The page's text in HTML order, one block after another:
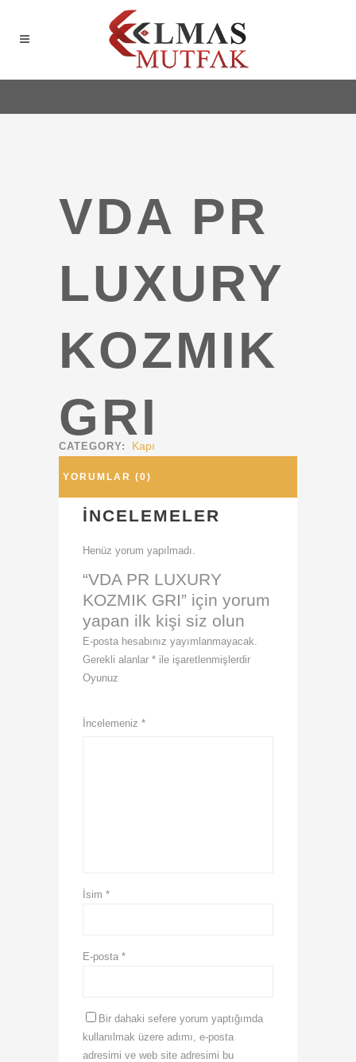
VDA PR
LUXURY
KOZMIK
GRI
CATEGORY: Kapı
YORUMLAR (0)
İNCELEMELER
Henüz yorum yapılmadı.
“VDA PR LUXURY
KOZMIK GRI” için yorum
yapan ilk kişi siz olun
E-posta hesabınız yayımlanmayacak.
Gerekli alanlar * ile işaretlenmişlerdir
Oyunuz
İncelemeniz *
İsim *
E-posta *
Bir dahaki sefere yorum yaptığımda
kullanılmak üzere adımı, e-posta
adresimi ve web site adresimi bu